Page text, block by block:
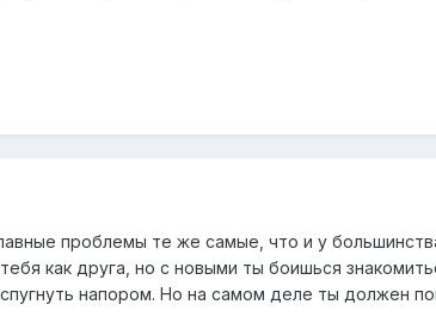
проблемы те же самые, что и у
как друга, но с новыми ты боишься
напором. Но на самом деле ты должен